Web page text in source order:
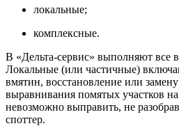
локальные;
комплексные.
В «Дельта-сервис» выполняют все
Локальные (или частичные)
вмятин, восстановление или
выравнивания помятых участков
невозможно выправить, не
споттер.